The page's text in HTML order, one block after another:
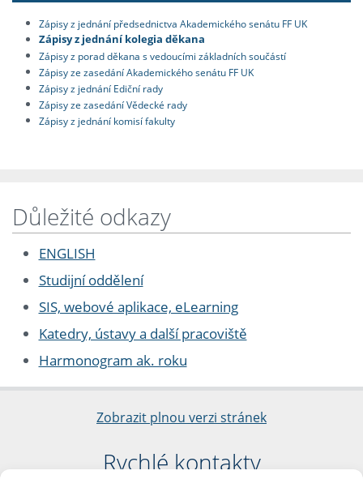
Zápisy z jednání předsednictva Akademického senátu FF UK
Zápisy z jednání kolegia děkana
Zápisy z porad děkana s vedoucími základních součástí
Zápisy ze zasedání Akademického senátu FF UK
Zápisy z jednání Ediční rady
Zápisy ze zasedání Vědecké rady
Zápisy z jednání komisí fakulty
Důležité odkazy
ENGLISH
Studijní oddělení
SIS, webové aplikace, eLearning
Katedry, ústavy a další pracoviště
Harmonogram ak. roku
Zobrazit plnou verzi stránek
Rychlé kontakty